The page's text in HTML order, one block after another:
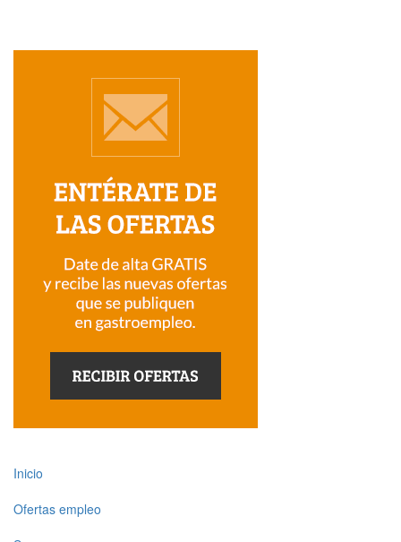
Inicio
Ofertas empleo